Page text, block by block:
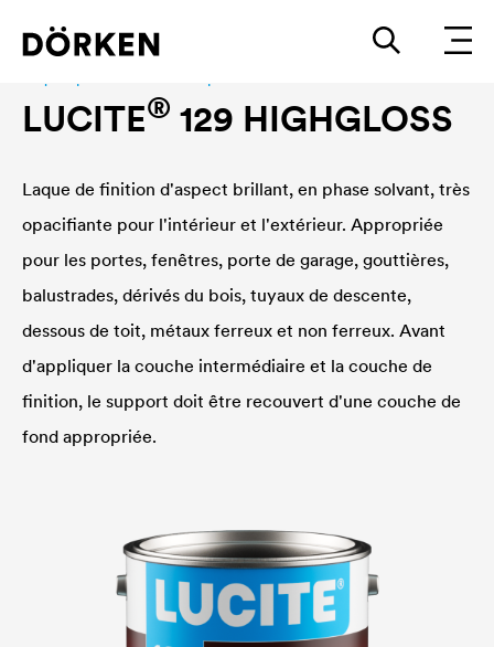
LUCITE® 129 HIGHGLOSS
Laque de finition d'aspect brillant, en phase solvant, très
opacifiante pour l'intérieur et l'extérieur. Appropriée
pour les portes, fenêtres, porte de garage, gouttières,
balustrades, dérivés du bois, tuyaux de descente,
dessous de toit, métaux ferreux et non ferreux. Avant
d'appliquer la couche intermédiaire et la couche de
finition, le support doit être recouvert d'une couche de
fond appropriée.